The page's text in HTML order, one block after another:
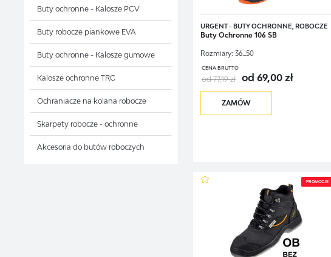
Buty ochronne - Kalosze PCV
Buty robocze piankowe EVA
Buty ochronne - Kalosze gumowe
Kalosze ochronne TRC
Ochraniacze na kolana robocze
Skarpety robocze - ochronne
Akcesoria do butów roboczych
URGENT - BUTY OCHRONNE, ROBOCZE
Buty Ochronne 106 SB
Rozmiary: 36...50
CENA BRUTTO
od 77,19 zł od 69,00 zł
ZAMÓW
PROMOCJE